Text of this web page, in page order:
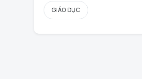
GIÁO DỤC